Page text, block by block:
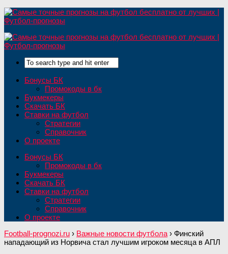
Бонусы БК
Промокоды в бк
Букмекеры
Скачать БК
Ставки на футбол
Стратегии
Справочник
О проекте
Бонусы БК
Промокоды в бк
Букмекеры
Скачать БК
Ставки на футбол
Стратегии
Справочник
О проекте
Football-prognozi.ru › Важные новости футбола › Финский
нападающий из Норвича стал лучшим игроком месяца в АПЛ